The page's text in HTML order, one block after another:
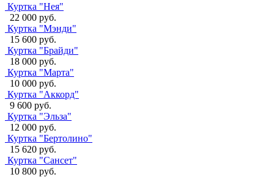
Куртка "Нея"
22 000 руб.
Куртка "Мэнди"
15 600 руб.
Куртка "Брайди"
18 000 руб.
Куртка "Марта"
10 000 руб.
Куртка "Аккорд"
9 600 руб.
Куртка "Эльза"
12 000 руб.
Куртка "Бертолино"
15 620 руб.
Куртка "Сансет"
10 800 руб.